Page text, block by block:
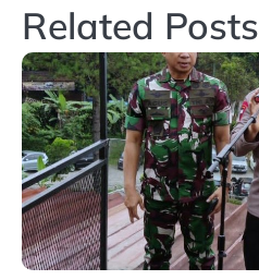
Related Posts